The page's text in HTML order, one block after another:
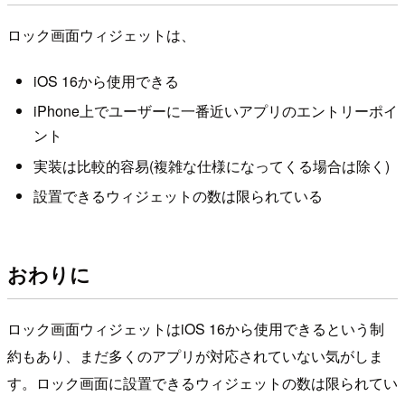
ロック画面ウィジェットは、
iOS 16から使用できる
iPhone上でユーザーに一番近いアプリのエントリーポイ
ント
実装は比較的容易(複雑な仕様になってくる場合は除く)
設置できるウィジェットの数は限られている
おわりに
ロック画面ウィジェットはiOS 16から使用できるという制
約もあり、まだ多くのアプリが対応されていない気がしま
す。ロック画面に設置できるウィジェットの数は限られてい